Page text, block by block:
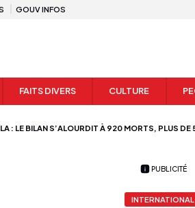
GOUV INFOS
FAITS DIVERS CULTURE
: LE BILAN S’ALOURDIT À 920 MORTS, PLUS
PUBLICITÉ
INTERNATIONAL